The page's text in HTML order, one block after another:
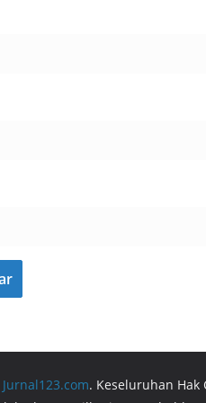
Jurnal123.com. Keseluruhan Hak